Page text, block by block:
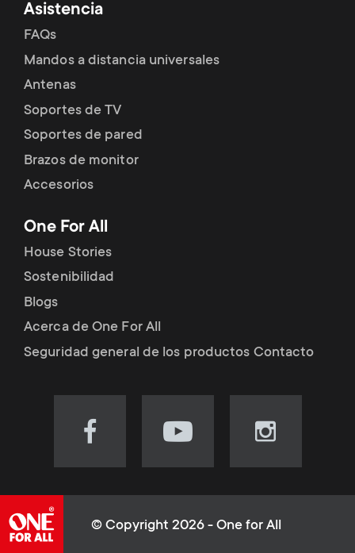
Rotación vertical/horizontal
Indicador de tensión
Compatible con los soportes para
portátiles/tabletas One For All
Materiales para el montaje incluidos
10 años de garantía
Asistencia
FAQs
Mandos a distancia universales
Antenas
Soportes de TV
Soportes de pared
Brazos de monitor
Accesorios
One For All
House Stories
Sostenibilidad
Blogs
Acerca de One For All
Seguridad general de los productos Contacto
Visit
our
(opens
Visit
our
(opens
Visit
our
(opens
© Copyright 2026 - One for All